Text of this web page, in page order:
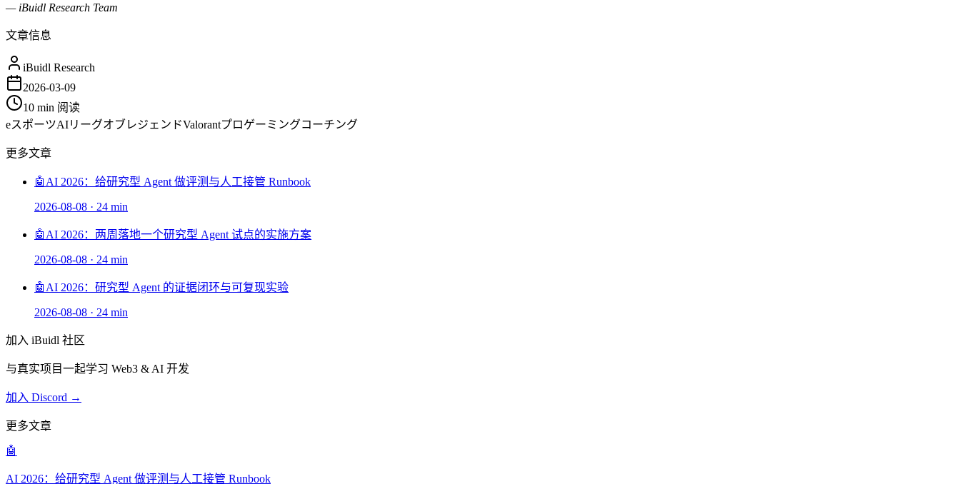
— iBuidl Research Team
文章信息
iBuidl Research
2026-03-09
10 min 阅读
eスポーツAIリーグオブレジェンドValorantプロゲーミングコーチング
更多文章
🤖 AI 2026：给研究型 Agent 做评测与人工接管 Runbook
2026-08-08 · 24 min
🤖 AI 2026：两周落地一个研究型 Agent 试点的实施方案
2026-08-08 · 24 min
🤖 AI 2026：研究型 Agent 的证据闭环与可复现实验
2026-08-08 · 24 min
加入 iBuidl 社区
与真实项目一起学习 Web3 & AI 开发
加入 Discord →
更多文章
🤖
AI 2026：给研究型 Agent 做评测与人工接管 Runbook